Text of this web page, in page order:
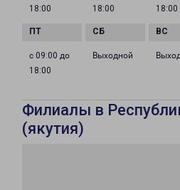
18:00
18:00
18:00
с 09:00 до
18:00
Выходной
Филиалы в
(якутия)